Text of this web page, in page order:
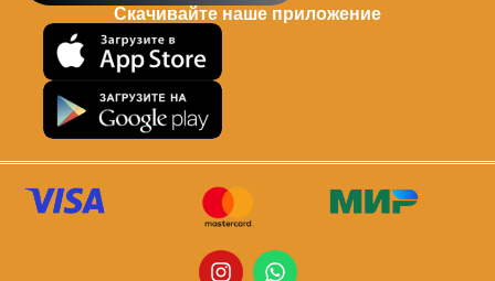
Скачивайте наше приложение